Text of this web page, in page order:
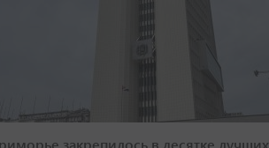
закрепилось в десятке лучших